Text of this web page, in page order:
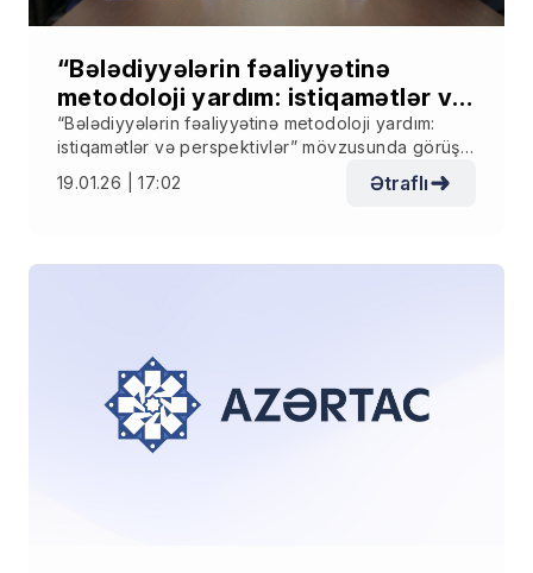
“Bələdiyyələrin fəaliyyətinə
metodoloji yardım: istiqamətlər və
perspektivlər” mövzusunda görüş
keçirilib
“Bələdiyyələrin fəaliyyətinə metodoloji yardım:
istiqamətlər və perspektivlər” mövzusunda görüş
19.01.26 | 17:02 Ətraflı